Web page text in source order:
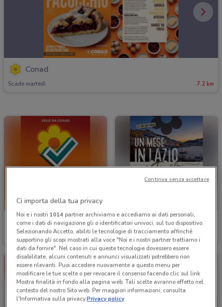
Conad
Scade martedì 7.2 km
Conad
Scade il 30/09 2.2 km
Conad
Scade il 31/08 2.2 km
Ci importa della tua privacy
Noi e i nostri 1014partner archiviamo e accediamo ai dati personali,
come i dati di navigazione gli o identificatori univoci, sul tuo dispositivo.
Selezionando Accetto, abiliti le tecnologie di tracciamento affinché
supportino gli scopi mostrati alla voce "Noi e i nostri partner trattiamo i
dati da fornire". Nel caso in cui queste tecnologie dovessero essere
disabilitate, alcuni contenuti e annunci visualizzati potrebbero non
essere rilevanti. Puoi accedere nuovamente a questo menu per
modificare le tue scelte o per revocare il consenso facendo clic sul link
Mostra finalità in fondo alla pagina web. Tali scelte avranno effetto nel
contesto del nostro Sito web. Per maggiori informazioni, consulta
l'Informativa sulla privacy.Privacy policy
Continua senza accettare